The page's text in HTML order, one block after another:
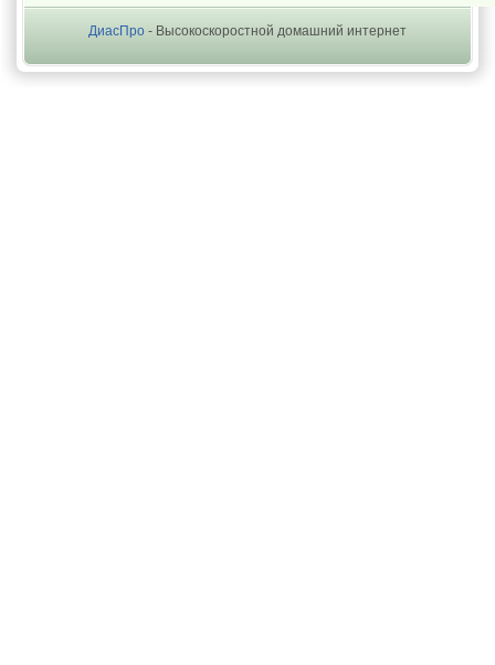
ДиасПро - Высокоскоростной домашний интернет